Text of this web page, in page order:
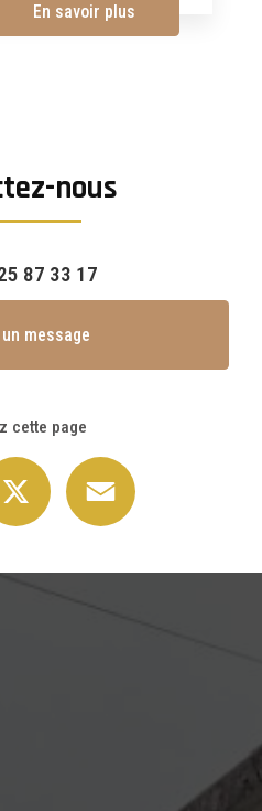
En savoir plus
nous
87 33 17
message
cette page